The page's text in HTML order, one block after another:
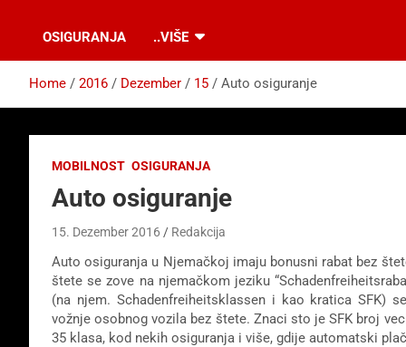
OSIGURANJA ..VIŠE
Home 2016 Dezember 15 Auto osiguranje
MOBILNOST OSIGURANJA
Auto osiguranje
15. Dezember 2016 Redakcija
Auto osiguranja u Njemačkoj imaju bonusni rabat bez
štete se zove na njemačkom jeziku
(na njem. Schadenfreiheitsklassen i kao kratica SFK)
vožnje osobnog vozila bez štete. Znaci sto je SFK broj
35 klasa, kod nekih osiguranja i više, gdije automatski